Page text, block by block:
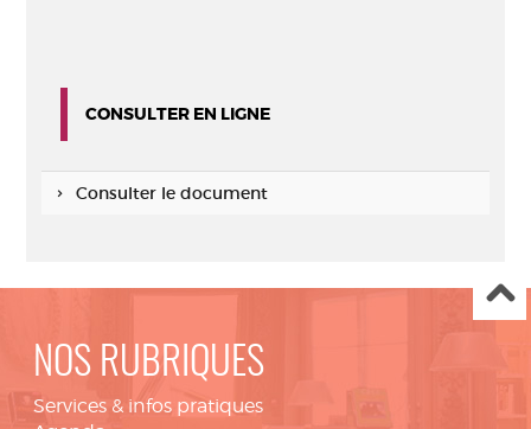
CONSULTER EN LIGNE
Consulter le document
NOS RUBRIQUES
Services & infos pratiques